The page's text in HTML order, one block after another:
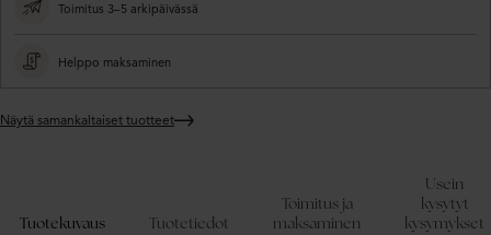
Toimitus 3–5 arkipäivässä
Helppo maksaminen
Näytä samankaltaiset tuotteet
Tuotekuvaus Tuotetiedot
Toimitus ja
maksaminen
Usein
kysytyt
kysymykset